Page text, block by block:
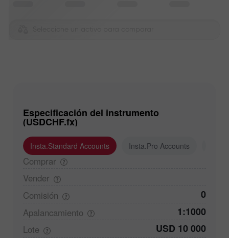
Especificación del instrumento
(USDCHF.fx)
Insta.Standard Accounts Insta.Pro Accounts
Comprar
Vender
Comisión
0
Apalancamiento 1:1000
Lote USD 10 000